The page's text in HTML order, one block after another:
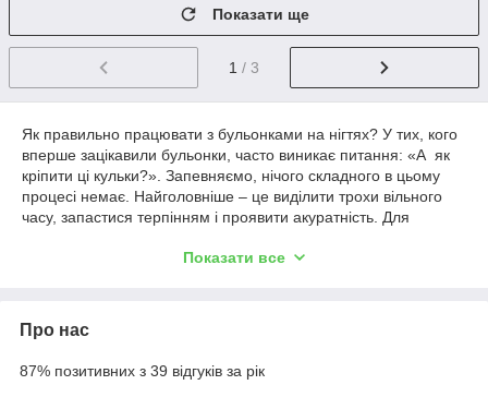
Показати ще
1 / 3
Як правильно працювати з бульонками на нігтях? У тих, кого
вперше зацікавили бульонки, часто виникає питання: «А як
кріпити ці кульки?». Запевняємо, нічого складного в цьому
процесі немає. Найголовніше – це виділити трохи вільного
часу, запастися терпінням і проявити акуратність. Для
купити. Перш ніж це зробити, визначитеся з вашим майбутнім
Процедура прикраси нігтів модними бульонками починається
кольорові лаки;
Показати все
Про нас
87% позитивних з 39 відгуків за рік